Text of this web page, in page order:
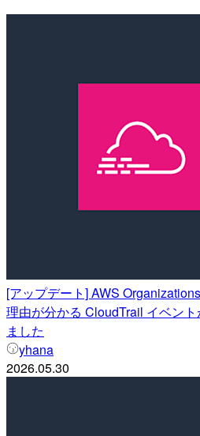
[アップデート] AWS
理由が分かる CloudTrail イベン
ました
yhana
2026.05.30